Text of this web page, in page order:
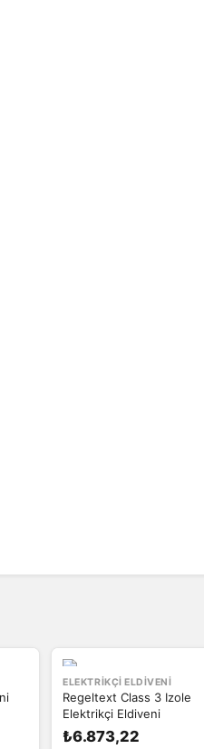
ELEKTRIKÇI ELDIVENI
Regeltext Class 3 Izole
Elektrikçi Eldiveni
₺6.873,22